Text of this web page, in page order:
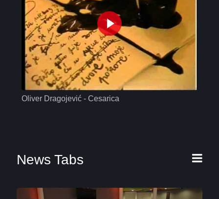
Oliver Dragojević - Cesarica
News Tabs